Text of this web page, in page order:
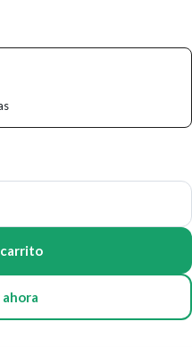
ahora